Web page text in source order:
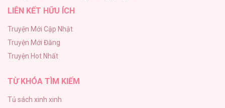
|END| Định Tên Mối Quan Hệ
Phạm Luật
106
LIÊN KẾT HỮU ÍCH
Truyện Mới Cập Nhật
Truyện Mới Đăng
Truyện Hot Nhất
TỪ KHÓA TÌM KIẾM
Tủ sách xinh xinh